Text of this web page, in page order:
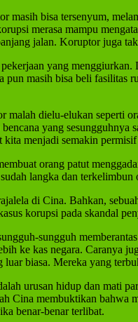
masih bisa tersenyum,
merasa mampu
jalan. Koruptor juga
yang
pun masih bisa beli fasilitas
malah dielu-elukan seperti
bencana yang
kita menjadi semakin
orang patut
langka dan
di Cina. Bahkan,
korupsi pada skandal
sungguh
ke kas negara. Caranya
luar biasa. Mereka yang
urusan hidup dan mati
Cina membuktikan bahwa
benar-benar terlibat.